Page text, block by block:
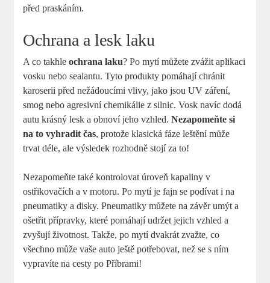
před praskáním.
Ochrana a lesk laku
A co takhleochrana laku? Po mytí můžete zvážit aplikaci
vosku nebo sealantu. Tyto produkty pomáhají chránit
karoserii před nežádoucími vlivy, jako jsou UV záření,
smog nebo agresivní chemikálie z silnic. Vosk navíc dodá
autu krásný lesk a obnoví jeho vzhled.Nezapomeňte si
na to vyhradit čas, protože klasická fáze leštění může
trvat déle, ale výsledek rozhodně stojí za to!
Nezapomeňte také kontrolovat úroveň kapaliny v
ostřikovačích a v motoru. Po mytí je fajn se podívat i na
pneumatiky a disky. Pneumatiky můžete na závěr umýt a
ošetřit přípravky, které pomáhají udržet jejich vzhled a
zvyšují životnost. Takže, po mytí dvakrát zvažte, co
všechno může vaše auto ještě potřebovat, než se s ním
vypravíte na cesty po Příbrami!